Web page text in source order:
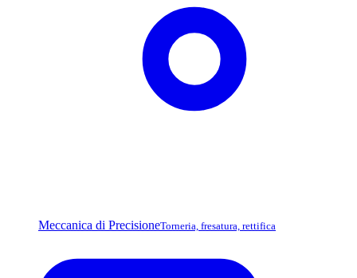
Meccanica di PrecisioneTorneria, fresatura, rettifica